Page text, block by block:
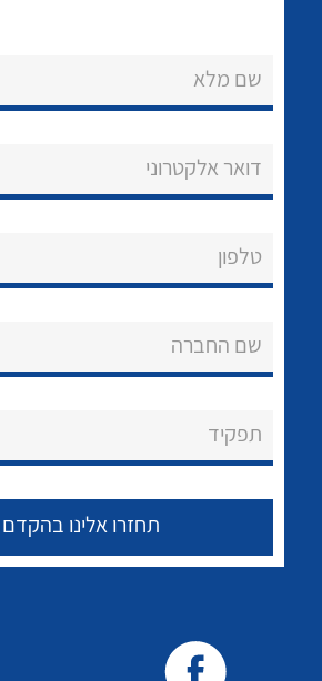
נקודות מכירה
About Ateka Ltd.
צור קשר
לכל מוצרי היצרן
לכל מוצרי היצרן
שם מלא
דואר אלקטרוני
טלפון
שם החברה
תפקיד